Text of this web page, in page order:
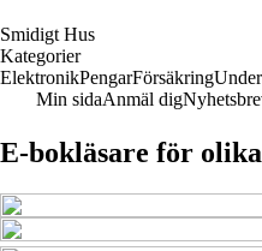
Smidigt Hus
Kategorier
ElektronikPengarFörsäkring
Min sidaAnmäl dig
E-bokläsare för